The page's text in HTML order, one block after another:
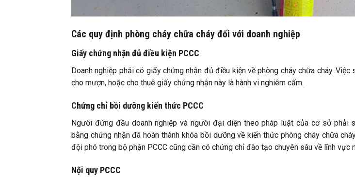
Các quy định phòng cháy chữa cháy đối với doanh nghiệp
Giấy chứng nhận đủ điều kiện PCCC
Doanh nghiệp phải có giấy chứng nhận đủ điều kiện về phòng cháy chữa cháy. Việc
cho mượn, hoặc cho thuê giấy chứng nhận này là hành vi nghiêm cấm.
Chứng chỉ bồi dưỡng kiến thức PCCC
Người đứng đầu doanh nghiệp và người đại diện theo pháp luật của cơ sở phải
bằng chứng nhận đã hoàn thành khóa bồi dưỡng về kiến thức phòng cháy chữa
đội phó trong bộ phận PCCC cũng cần có chứng chỉ đào tạo chuyên sâu về lĩnh vực
Nội quy PCCC